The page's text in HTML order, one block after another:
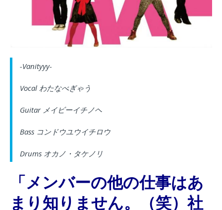
-Vanityyy-
Vocal わたなべぎゃう
Guitar メイビーイチノヘ
Bass コンドウユウイチロウ
Drums オカノ・タケノリ
「メンバーの他の仕事はあ
まり知りません。（笑）社